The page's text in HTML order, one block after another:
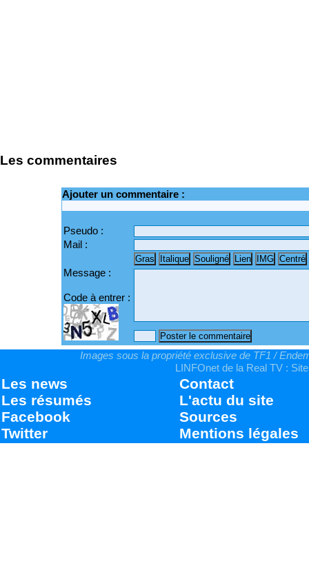
Les commentaires
Ajouter un commentaire :
Pseudo :
Mail :
Message :
Code à entrer :
Images sous la propriété exclusive de TF1 /
LINFOnet de la Real TV :
Les news
Les résumés
Facebook
Twitter
Contact
L'actu du site
Sources
Mentions légales